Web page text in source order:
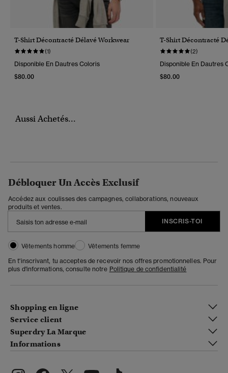
T-Shirt Décontracté Délavé Workwear
(1)
Disponible En Dautres Coloris
$80.00
T-Shirt Décontracté
(2)
Disponible En Dautres
$80.00
Aussi Achetés...
Débloquer Un Accès Exclusif
Accédez aux coulisses des campagnes, collaborations, nouveaux
produits et ventes.
INSCRIS-TOI
Vêtements homme
Vêtements femme
En t'inscrivant, tu acceptes de recevoir nos offres promotionnelles. Pour
plus d'informations, consulte notre Politique de confidentialité
Shopping en ligne
Service client
Superdry La Marque
Informations